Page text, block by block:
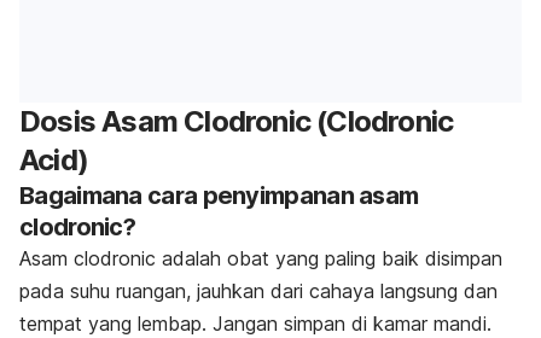
Dosis Asam Clodronic (Clodronic
Acid)
Bagaimana cara penyimpanan asam
clodronic?
Asam clodronic adalah obat yang paling baik disimpan
pada suhu ruangan, jauhkan dari cahaya langsung dan
tempat yang lembap. Jangan simpan di kamar mandi.